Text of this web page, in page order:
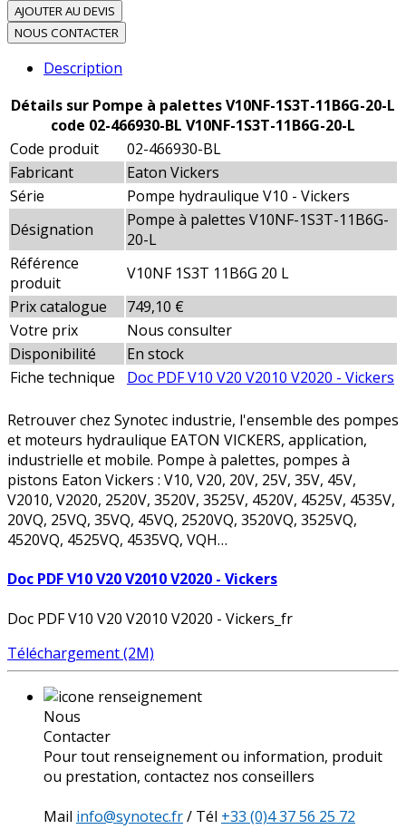
AJOUTER AU DEVIS
NOUS CONTACTER
Description
Détails sur Pompe à palettes V10NF-1S3T-11B6G-20-L
code 02-466930-BL V10NF-1S3T-11B6G-20-L
Code produit
02-466930-BL
Fabricant
Eaton Vickers
Série
Pompe hydraulique V10 - Vickers
Désignation
Pompe à palettes V10NF-1S3T-11B6G-
20-L
Référence
produit
V10NF 1S3T 11B6G 20 L
Prix catalogue
749,10 €
Votre prix
Nous consulter
Disponibilité
En stock
Fiche technique
Doc PDF V10 V20 V2010 V2020 - Vickers
Retrouver chez Synotec industrie, l'ensemble des pompes
et moteurs hydraulique EATON VICKERS, application,
industrielle et mobile. Pompe à palettes, pompes à
pistons Eaton Vickers : V10, V20, 20V, 25V, 35V, 45V,
V2010, V2020, 2520V, 3520V, 3525V, 4520V, 4525V, 4535V,
20VQ, 25VQ, 35VQ, 45VQ, 2520VQ, 3520VQ, 3525VQ,
4520VQ, 4525VQ, 4535VQ, VQH…
Doc PDF V10 V20 V2010 V2020 - Vickers
Doc PDF V10 V20 V2010 V2020 - Vickers_fr
Téléchargement (2M)
Nous
Contacter
Pour tout renseignement ou information, produit
ou prestation, contactez nos conseillers
Mail info@synotec.fr/ Tél +33 (0)4 37 56 25 72